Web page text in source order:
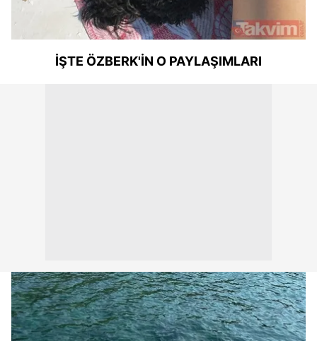
İŞTE ÖZBERK'İN O PAYLAŞIMLARI